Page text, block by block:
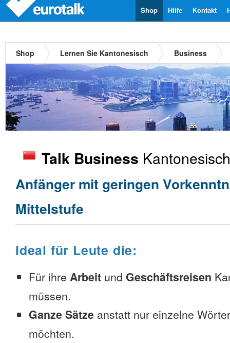
Kontakt
Hilfe
Shop
Shop Lernen Sie Kantonesisch Business
Talk Business Kantonesisch
Anfänger mit geringen
Mittelstufe
Ideal für Leute die:
Für ihre Arbeit und Geschäftsreisen
müssen.
Ganze Sätze anstatt nur einzelne
möchten.